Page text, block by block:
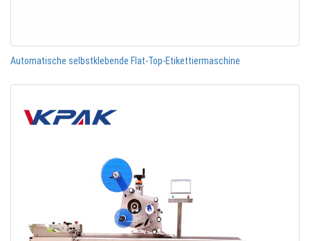
Automatische selbstklebende Flat-Top-Etikettiermaschine